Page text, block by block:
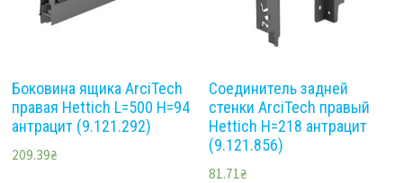
Боковина ящика ArciTech
правая Hettich L=500 H=94
антрацит (9.121.292)
209.39₴
Соединитель задней
стенки ArciTech правый
Hettich H=218 антрацит
(9.121.856)
81.71₴